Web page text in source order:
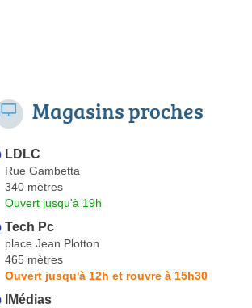
Magasins proches
LDLC
Rue Gambetta
340 mètres
Ouvert jusqu'à 19h
Tech Pc
place Jean Plotton
465 mètres
Ouvert jusqu'à 12h et rouvre à 15h30
IMédias